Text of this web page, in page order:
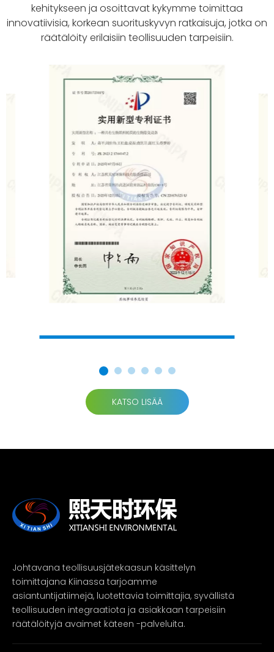
kehitykseen ja osoittavat kykymme toimittaa
innovatiivisia, korkean suorituskyvyn ratkaisuja, jotka on
räätälöity erilaisiin teollisuuden tarpeisiin.
KATSO LISÄÄ
Johtavana teollisuusjätekaasun käsittelyn
toimittajana Kiinassa tarjoamme
asiantuntijatiimejä, luotettavia toimittajia, syvällistä
teollisuuden integraatiota ja asiakkaan tarpeisiin
räätälöityjä avaimet käteen -palveluita.